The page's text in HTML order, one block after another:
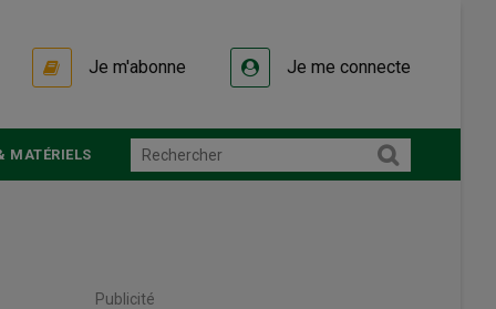
Je m'abonne Je me connecte
MATÉRIELS
Publicité